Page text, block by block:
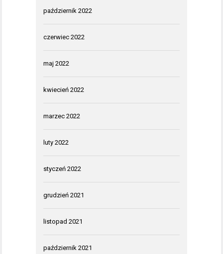
październik 2022
czerwiec 2022
maj 2022
kwiecień 2022
marzec 2022
luty 2022
styczeń 2022
grudzień 2021
listopad 2021
październik 2021